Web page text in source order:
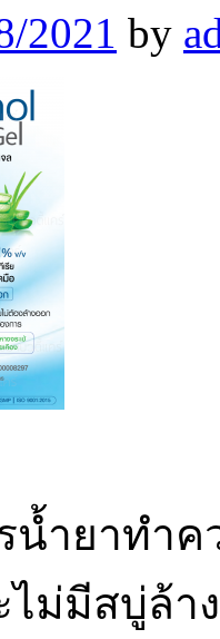
2021 by
น้ำยาทำ
ไม่มีสบู่ล้า